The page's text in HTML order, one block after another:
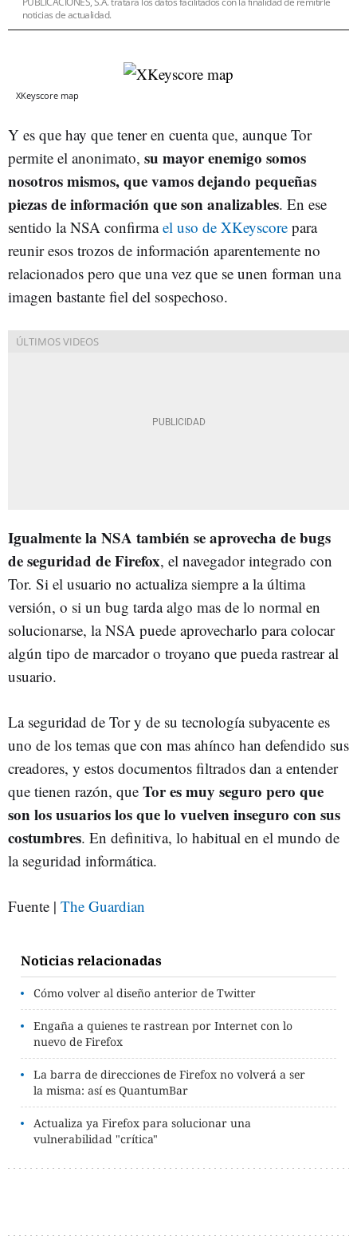
noticias de actualidad.
XKeyscore map
Y es que hay que tener en cuenta que, aunque Tor
permite el anonimato, su mayor enemigo somos
nosotros mismos, que vamos dejando pequeñas
piezas de información que son analizables. En ese
sentido la NSA confirmael uso de XKeyscore para
reunir esos trozos de información aparentemente no
relacionados pero que una vez que se unen forman una
imagen bastante fiel del sospechoso.
Igualmente la NSA también se aprovecha de bugs
de seguridad de Firefox, el navegador integrado con
Tor. Si el usuario no actualiza siempre a la última
versión, o si un bug tarda algo mas de lo normal en
solucionarse, la NSA puede aprovecharlo para colocar
algún tipo de marcador o troyano que pueda rastrear al
usuario.
La seguridad de Tor y de su tecnología subyacente es
uno de los temas que con mas ahínco han defendido sus
creadores, y estos documentos filtrados dan a entender
que tienen razón, que Tor es muy seguro pero que
son los usuarios los que lo vuelven inseguro con sus
costumbres. En definitiva, lo habitual en el mundo de
la seguridad informática.
Fuente | The Guardian
Noticias relacionadas
Cómo volver al diseño anterior de Twitter
Engaña a quienes te rastrean por Internet con lo
nuevo de Firefox
La barra de direcciones de Firefox no volverá a ser
la misma: así es QuantumBar
Actualiza ya Firefox para solucionar una
vulnerabilidad "crítica"